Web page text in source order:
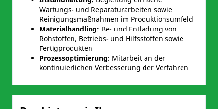
Wartungs- und Reparaturarbeiten sowie
Reinigungsmaßnahmen im Produktionsumfeld
Materialhandling: Be- und Entladung von
Rohstoffen, Betriebs- und Hilfsstoffen sowie
Fertigprodukten
Prozessoptimierung: Mitarbeit an der
kontinuierlichen Verbesserung der Verfahren